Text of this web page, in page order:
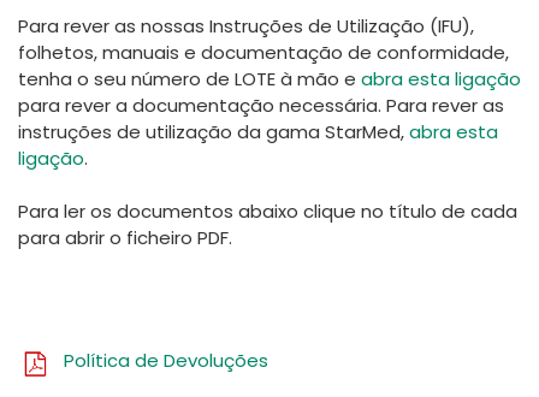
España
France
Sweden
Turkey
International English
Para rever as nossas Instruções de Utilização (IFU),
folhetos, manuais e documentação de conformidade,
tenha o seu número de LOTE à mão e abra esta ligação
para rever a documentação necessária. Para rever as
instruções de utilização da gama StarMed,abra esta
ligação.
Para ler os documentos abaixo clique no título de cada
para abrir o ficheiro PDF.
Política de Devoluções